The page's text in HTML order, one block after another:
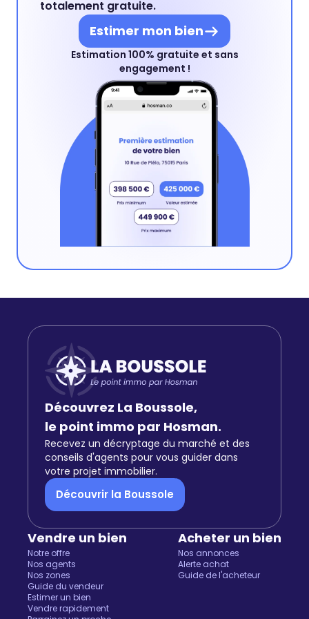
totalement gratuite.
Estimer mon bien
Estimation 100% gratuite et sans
engagement !
Découvrez La Boussole,
le point immo par Hosman.
Recevez un décryptage du marché et des
conseils d'agents pour vous guider dans
votre projet immobilier.
Découvrir la Boussole
Vendre un bien
Notre offre
Nos agents
Nos zones
Guide du vendeur
Estimer un bien
Vendre rapidement
Acheter un bien
Nos annonces
Alerte achat
Guide de l'acheteur